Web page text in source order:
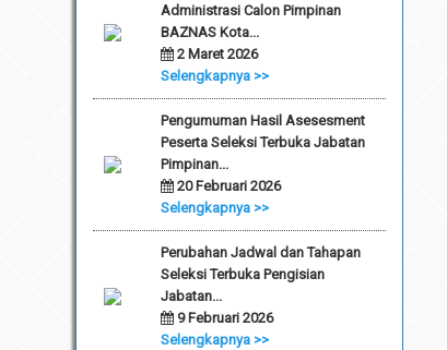
Administrasi Calon Pimpinan
BAZNAS Kota...
2 Maret 2026
Selengkapnya >>
Pengumuman Hasil Asesesment
Peserta Seleksi Terbuka Jabatan
Pimpinan...
20 Februari 2026
Selengkapnya >>
Perubahan Jadwal dan Tahapan
Seleksi Terbuka Pengisian
Jabatan...
9 Februari 2026
Selengkapnya >>